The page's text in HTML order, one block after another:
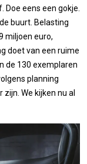
Doe eens een gokje.
buurt. Belasting
miljoen euro,
doet van een ruime
de 130 exemplaren
planning
We kijken nu al